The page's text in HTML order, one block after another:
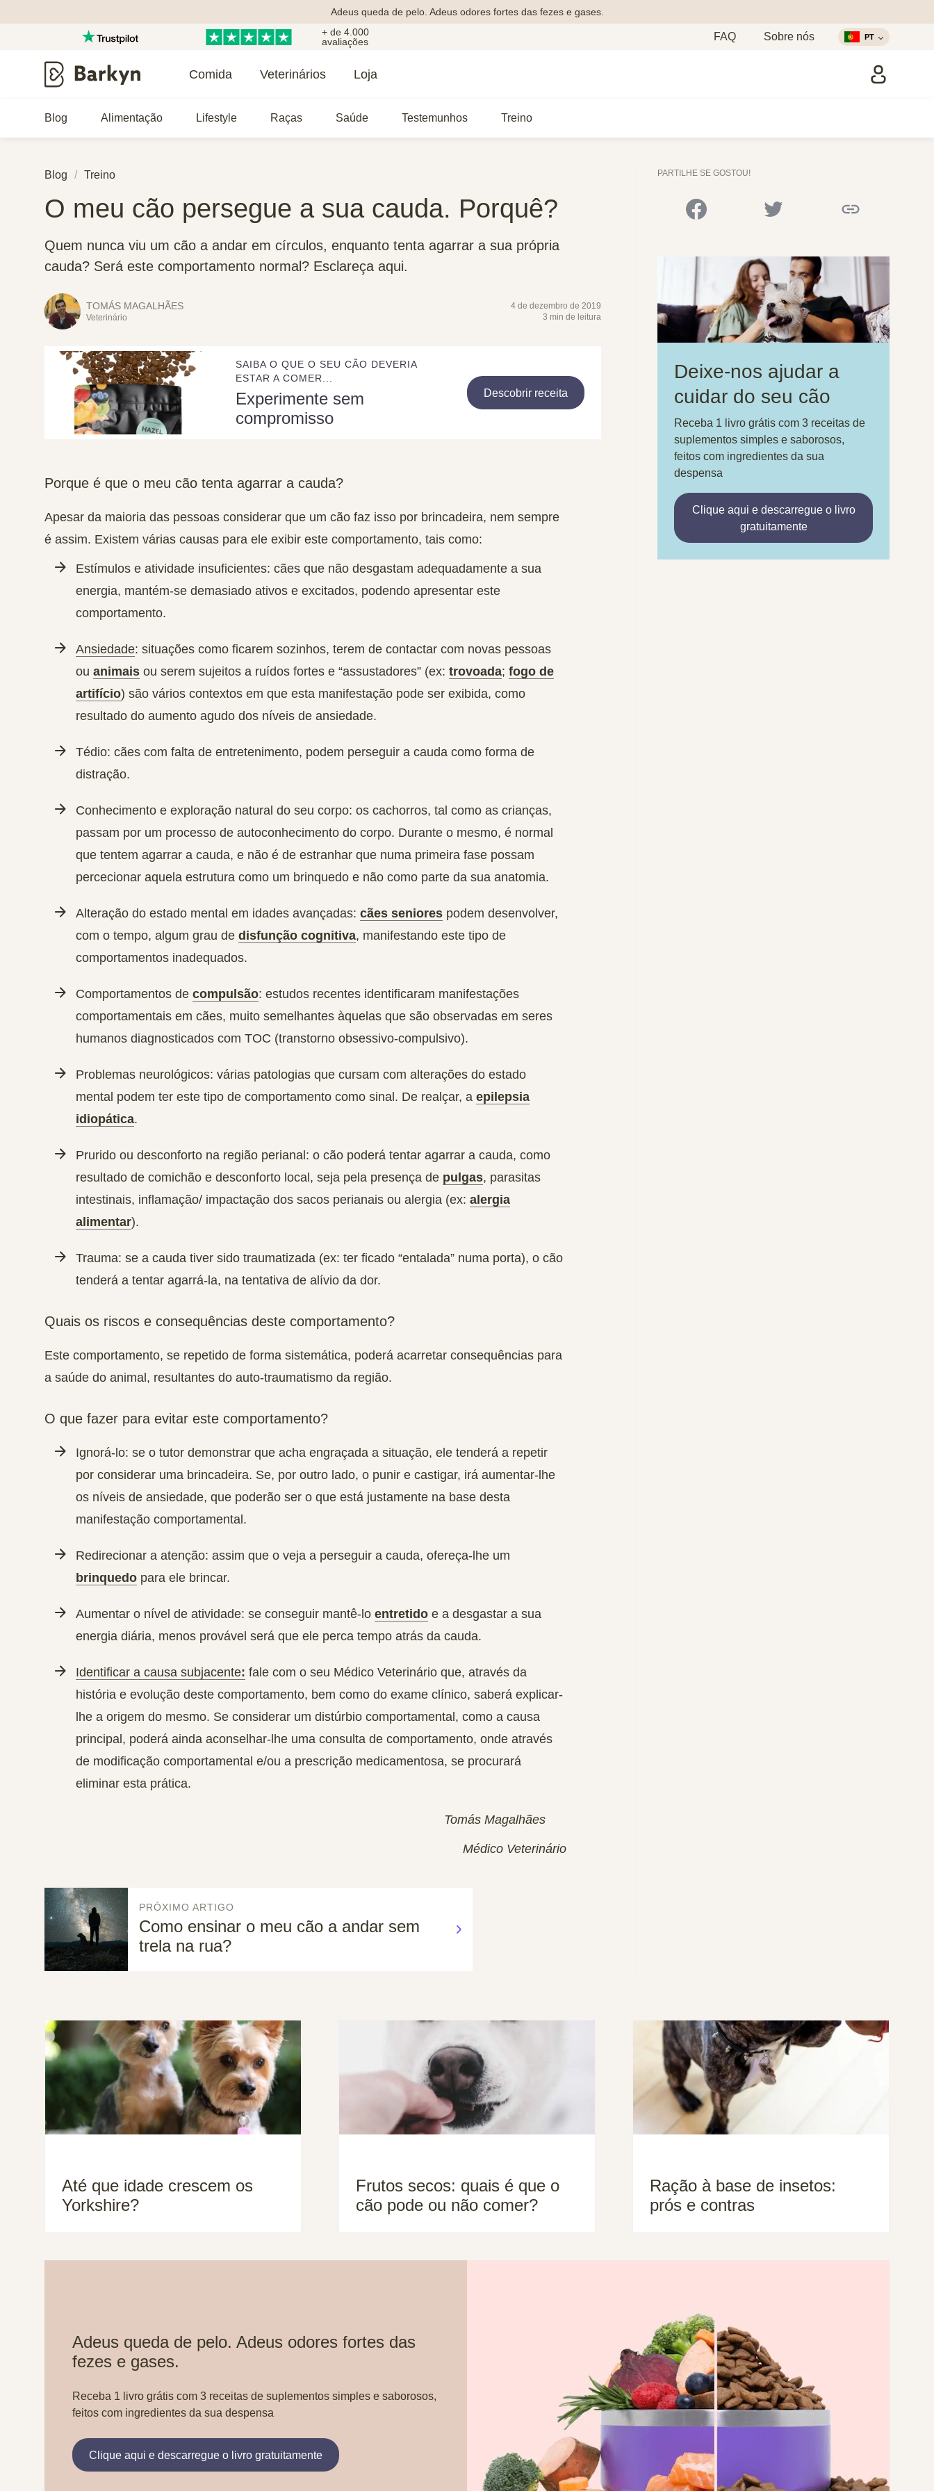
Adeus queda de pelo. Adeus odores fortes das fezes e gases.
+ de 4.000
avaliações
FAQ Sobre nós PT
Comida Veterinários Loja
Blog Alimentação Lifestyle Raças Saúde Testemunhos Treino
Blog Treino
O meu cão persegue a sua cauda. Porquê?
Quem nunca viu um cão a andar em círculos, enquanto tenta agarrar a sua própria
cauda? Será este comportamento normal? Esclareça aqui.
TOMÁS MAGALHÃES
Veterinário
4 de dezembro de 2019
3 min de leitura
SAIBA O QUE O SEU CÃO DEVERIA
ESTAR A COMER...
Experimente sem
compromisso
Descobrir receita
Porque é que o meu cão tenta agarrar a cauda?
Apesar da maioria das pessoas considerar que um cão faz isso por brincadeira, nem sempre
é assim. Existem várias causas para ele exibir este comportamento, tais como:
Estímulos e atividade insuficientes: cães que não desgastam adequadamente a sua
energia, mantém-se demasiado ativos e excitados, podendo apresentar este
comportamento.
Ansiedade: situações como ficarem sozinhos, terem de contactar com novas pessoas
ou animais ou serem sujeitos a ruídos fortes e “assustadores” (ex: trovoada; fogo de
artifício) são vários contextos em que esta manifestação pode ser exibida, como
resultado do aumento agudo dos níveis de ansiedade.
Tédio: cães com falta de entretenimento, podem perseguir a cauda como forma de
distração.
Conhecimento e exploração natural do seu corpo: os cachorros, tal como as crianças,
passam por um processo de autoconhecimento do corpo. Durante o mesmo, é normal
que tentem agarrar a cauda, e não é de estranhar que numa primeira fase possam
percecionar aquela estrutura como um brinquedo e não como parte da sua anatomia.
Alteração do estado mental em idades avançadas: cães seniores podem desenvolver,
com o tempo, algum grau de disfunção cognitiva, manifestando este tipo de
comportamentos inadequados.
Comportamentos de compulsão: estudos recentes identificaram manifestações
comportamentais em cães, muito semelhantes àquelas que são observadas em seres
humanos diagnosticados com TOC (transtorno obsessivo-compulsivo).
Problemas neurológicos: várias patologias que cursam com alterações do estado
mental podem ter este tipo de comportamento como sinal. De realçar, a epilepsia
idiopática.
Prurido ou desconforto na região perianal : o cão poderá tentar agarrar a cauda, como
resultado de comichão e desconforto local, seja pela presença de pulgas, parasitas
intestinais, inflamação/ impactação dos sacos perianais ou alergia (ex: alergia
alimentar).
Trauma: se a cauda tiver sido traumatizada (ex: ter ficado “entalada” numa porta), o cão
tenderá a tentar agarrá-la, na tentativa de alívio da dor.
Quais os riscos e consequências deste comportamento?
Este comportamento, se repetido de forma sistemática, poderá acarretar consequências para
a saúde do animal , resultantes do auto-traumatismo da região.
O que fazer para evitar este comportamento?
Ignorá-lo: se o tutor demonstrar que acha engraçada a situação, ele tenderá a repetir
por considerar uma brincadeira. Se, por outro lado, o punir e castigar, irá aumentar-lhe
os níveis de ansiedade, que poderão ser o que está justamente na base desta
manifestação comportamental.
Redirecionar a atenção: assim que o veja a perseguir a cauda, ofereça-lhe um
brinquedo para ele brincar.
Aumentar o nível de atividade: se conseguir mantê-lo entretido e a desgastar a sua
energia diária, menos provável será que ele perca tempo atrás da cauda.
Identificar a causa subjacente: fale com o seu Médico Veterinário que, através da
história e evolução deste comportamento, bem como do exame clínico, saberá explicar-
lhe a origem do mesmo. Se considerar um distúrbio comportamental, como a causa
principal, poderá ainda aconselhar-lhe uma consulta de comportamento, onde através
de modificação comportamental e/ou a prescrição medicamentosa, se procurará
eliminar esta prática.
Tomás Magalhães
Médico Veterinário
PRÓXIMO ARTIGO
Como ensinar o meu cão a andar sem
trela na rua?
PARTILHE SE GOSTOU!
Deixe-nos ajudar a
cuidar do seu cão
Receba 1 livro grátis com 3 receitas de
suplementos simples e saborosos,
feitos com ingredientes da sua
despensa
Clique aqui e descarregue o livro
gratuitamente
Até que idade crescem os
Yorkshire?
Frutos secos: quais é que o
cão pode ou não comer?
Ração à base de insetos:
prós e contras
Adeus queda de pelo. Adeus odores fortes das
fezes e gases.
Receba 1 livro grátis com 3 receitas de suplementos simples e saborosos,
feitos com ingredientes da sua despensa
Clique aqui e descarregue o livro gratuitamente